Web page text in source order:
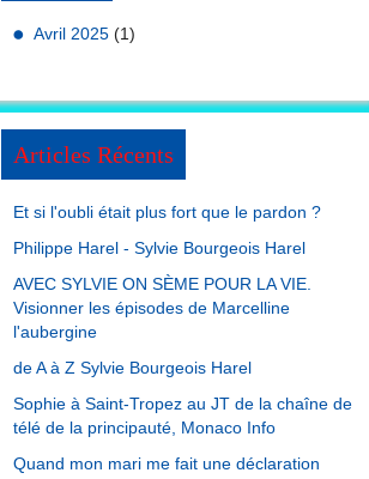
Avril 2025 (1)
Articles Récents
Et si l'oubli était plus fort que le pardon ?
Philippe Harel - Sylvie Bourgeois Harel
AVEC SYLVIE ON SÈME POUR LA VIE.
Visionner les épisodes de Marcelline
l'aubergine
de A à Z Sylvie Bourgeois Harel
Sophie à Saint-Tropez au JT de la chaîne de
télé de la principauté, Monaco Info
Quand mon mari me fait une déclaration